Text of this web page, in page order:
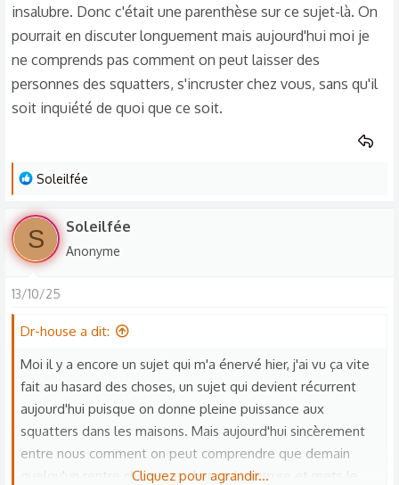
insalubre. Donc c'était une parenthèse sur ce sujet-là. On
pourrait en discuter longuement mais aujourd'hui moi je
ne comprends pas comment on peut laisser des
personnes des squatters, s'incruster chez vous, sans qu'il
soit inquiété de quoi que ce soit.
L
s
r
é
c
o
n
s
Soleilfée
S Soleilfée
Anonyme
13/10/25
Dr-house a dit:
Moi il y a encore un sujet qui m'a énervé hier, j'ai vu ça vite
fait au hasard des choses, un sujet qui devient récurrent
aujourd'hui puisque on donne pleine puissance aux
squatters dans les maisons. Mais aujourd'hui sincèrement
entre nous comment on peut comprendre que demain
quelqu'un rentre chez vous change la serrure et mets le
Cliquez pour agrandir...